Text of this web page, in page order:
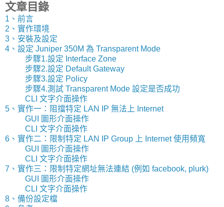
文章目錄
1、前言
2、實作環境
3、安裝及設定
4、設定 Juniper 350M 為 Transparent Mode
步驟1.設定 Interface Zone
步驟2.設定 Default Gateway
步驟3.設定 Policy
步驟4.測試 Transparent Mode 設定是否成功
CLI 文字介面操作
5、實作一：阻擋特定 LAN IP 無法上 Internet
GUI 圖形介面操作
CLI 文字介面操作
6、實作二：限制特定 LAN IP Group 上 Internet 使用頻寬
GUI 圖形介面操作
CLI 文字介面操作
7、實作三：限制特定網址無法連結 (例如 facebook, plurk)
GUI 圖形介面操作
CLI 文字介面操作
8、備份設定檔